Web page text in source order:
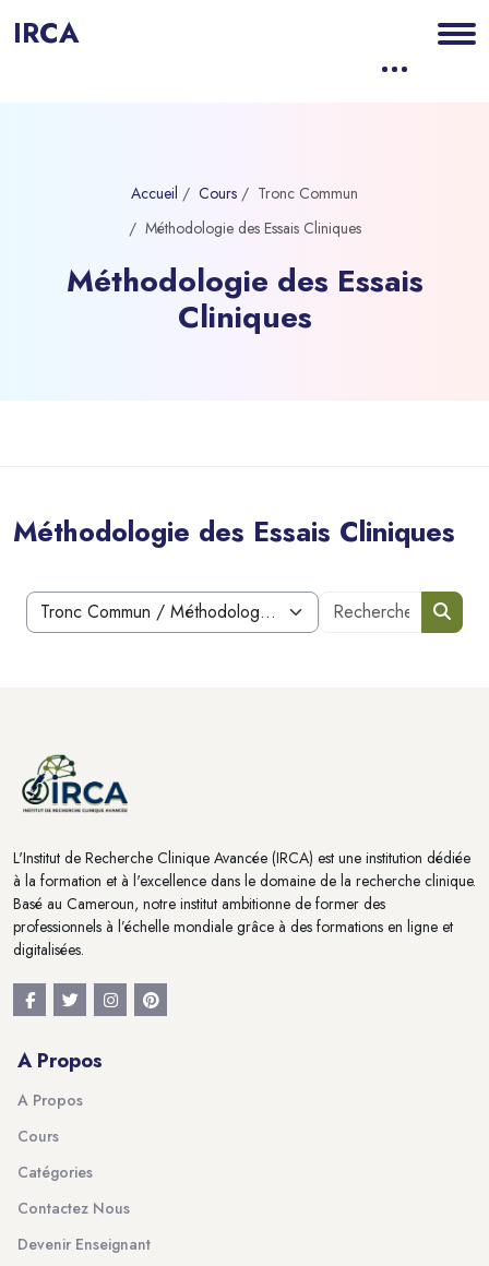
IRCA
Accueil Cours
Tronc Commun
Méthodologie des Essais Cliniques
Méthodologie des Essais
Cliniques
Méthodologie des Essais Cliniques
Blocs
Catégories de cours
L'Institut de Recherche Clinique Avancée (IRCA) est une institution dédiée
à la formation et à l'excellence dans le domaine de la recherche clinique.
Basé au Cameroun, notre institut ambitionne de former des
professionnels à l’échelle mondiale grâce à des formations en ligne et
digitalisées.
A Propos
A Propos
Cours
Catégories
Contactez Nous
Devenir Enseignant